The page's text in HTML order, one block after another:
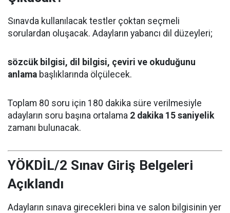
Sınavda kullanılacak testler çoktan seçmeli
sorulardan oluşacak. Adayların yabancı dil düzeyleri;
sözcük bilgisi, dil bilgisi, çeviri ve okuduğunu
anlama başlıklarında ölçülecek.
Toplam 80 soru için 180 dakika süre verilmesiyle
adayların soru başına ortalama 2 dakika 15 saniyelik
zamanı bulunacak.
YÖKDİL/2 Sınav Giriş Belgeleri
Açıklandı
Adayların sınava girecekleri bina ve salon bilgisinin yer